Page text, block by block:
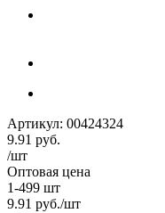
Артикул: 00424324
9.91 руб.
/шт
Оптовая цена
1-499 шт
9.91 руб./шт